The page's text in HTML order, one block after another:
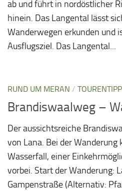
ab und führt in nordöstlicher
hinein. Das Langental lässt
Wanderwegen erkunden und
Ausflugsziel. Das Langental...
RUND UM MERAN /
Brandiswaalweg –
Der aussichtsreiche
von Lana. Bei der
Wasserfall, einer
vorbei. Start der Wanderung:
Gampenstraße (Alternativ: